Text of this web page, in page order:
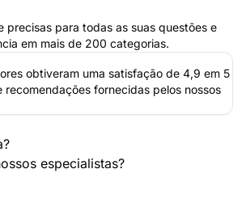
precisas para todas as suas questões e
em mais de 200 categorias.
obtiveram uma satisfação de 4,9 em 5
recomendações fornecidas pelos nossos
especialistas?